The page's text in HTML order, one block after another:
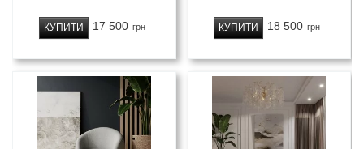
17 500 грн
КУПИТИ 18 500 грн
КУПИТИ